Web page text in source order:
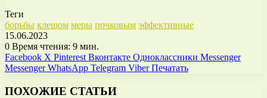
Теги
борьбы клещом меры почковым эффективные
15.06.2023
0 Время чтения: 9 мин.
Facebook X Pinterest Вконтакте Одноклассники Messenger
Messenger WhatsApp Telegram Viber Печатать
ПОХОЖИЕ СТАТЬИ